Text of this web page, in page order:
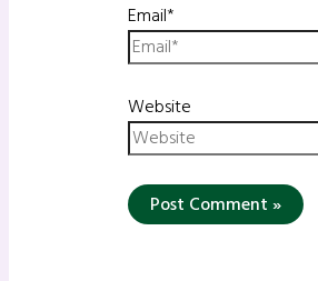
Email*
Website